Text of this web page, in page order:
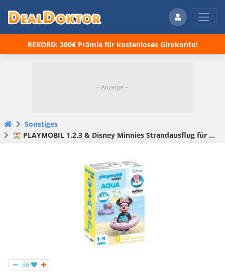
REKORD: 300€ Prämie für kostenloses Girokonto!
Sonstiges
🏖 PLAYMOBIL 1.2.3 & Disney Minnies Strandausflug für 6,79€ (statt 10€)
66